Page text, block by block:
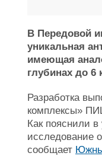
В Передовой
уникальная
имеющая
глубинах до 6
Разработка
комплексы»
Как пояснили
исследование
сообщает